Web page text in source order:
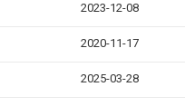
2023-12-08
2020-11-17
2025-03-28